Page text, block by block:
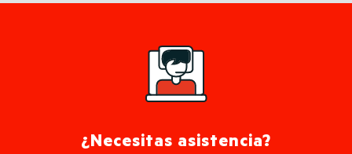
¿Necesitas asistencia?